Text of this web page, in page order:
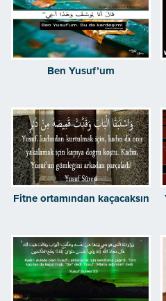
Ben Yusuf’um
Fitne ortamından kaçacaksın